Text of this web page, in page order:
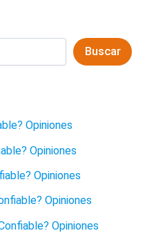
Buscar
Opiniones
Opiniones
Opiniones
Opiniones
Opiniones